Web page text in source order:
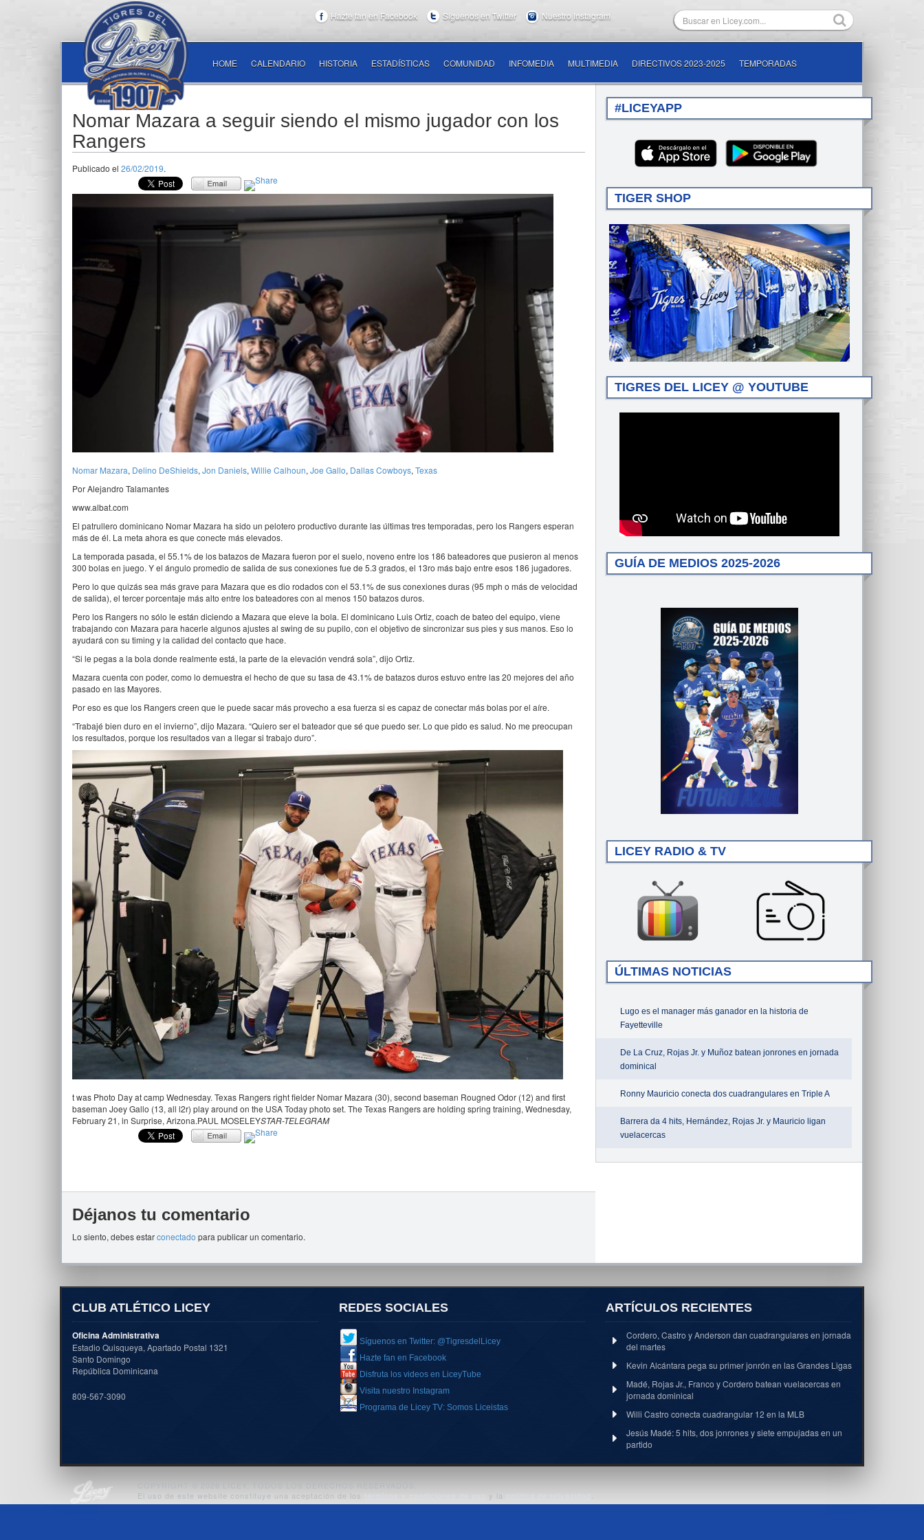
Hazte fan en Facebook Síguenos en Twitter Nuestro Instagram
HOME CALENDARIO HISTORIA ESTADÍSTICAS COMUNIDAD INFOMEDIA MULTIMEDIA DIRECTIVOS 2023-2025 TEMPORADAS
Nomar Mazara a seguir siendo el mismo jugador con los
Rangers
Publicado el 26/02/2019.
Nomar Mazara, Delino DeShields, Jon Daniels, Willie Calhoun, Joe Gallo, Dallas Cowboys, Texas
Por Alejandro Talamantes
www.albat.com
El patrullero dominicano Nomar Mazara ha sido un pelotero productivo durante las últimas tres temporadas, pero los Rangers esperan
más de él. La meta ahora es que conecte más elevados.
La temporada pasada, el 55.1% de los batazos de Mazara fueron por el suelo, noveno entre los 186 bateadores que pusieron al menos
300 bolas en juego. Y el ángulo promedio de salida de sus conexiones fue de 5.3 grados, el 13ro más bajo entre esos 186 jugadores.
Pero lo que quizás sea más grave para Mazara que es dio rodados con el 53.1% de sus conexiones duras (95 mph o más de velocidad
de salida), el tercer porcentaje más alto entre los bateadores con al menos 150 batazos duros.
Pero los Rangers no sólo le están diciendo a Mazara que eleve la bola. El dominicano Luis Ortiz, coach de bateo del equipo, viene
trabajando con Mazara para hacerle algunos ajustes al swing de su pupilo, con el objetivo de sincronizar sus pies y sus manos. Eso lo
ayudará con su timing y la calidad del contacto que hace.
“Si le pegas a la bola donde realmente está, la parte de la elevación vendrá sola”, dijo Ortiz.
Mazara cuenta con poder, como lo demuestra el hecho de que su tasa de 43.1% de batazos duros estuvo entre las 20 mejores del año
pasado en las Mayores.
Por eso es que los Rangers creen que le puede sacar más provecho a esa fuerza si es capaz de conectar más bolas por el aíre.
“Trabajé bien duro en el invierno”, dijo Mazara. “Quiero ser el bateador que sé que puedo ser. Lo que pido es salud. No me preocupan
los resultados, porque los resultados van a llegar si trabajo duro”.
t was Photo Day at camp Wednesday. Texas Rangers right fielder Nomar Mazara (30), second baseman Rougned Odor (12) and first
baseman Joey Gallo (13, all l2r) play around on the USA Today photo set. The Texas Rangers are holding spring training, Wednesday,
February 21, in Surprise, Arizona.PAUL MOSELEYSTAR-TELEGRAM
Déjanos tu comentario
Lo siento, debes estarconectado para publicar un comentario.
#LICEYAPP
TIGER SHOP
TIGRES DEL LICEY @ YOUTUBE
GUÍA DE MEDIOS 2025-2026
LICEY RADIO & TV
ÚLTIMAS NOTICIAS
Lugo es el manager más ganador en la historia de
Fayetteville
De La Cruz, Rojas Jr. y Muñoz batean jonrones en jornada
dominical
Ronny Mauricio conecta dos cuadrangulares en Triple A
Barrera da 4 hits, Hernández, Rojas Jr. y Mauricio ligan
vuelacercas
CLUB ATLÉTICO LICEY
Oficina Administrativa
Estadio Quisqueya, Apartado Postal 1321
Santo Domingo
República Dominicana
809-567-3090
REDES SOCIALES
Síguenos en Twitter: @TigresdelLicey
Hazte fan en Facebook
Disfruta los videos en LiceyTube
Visita nuestro Instagram
Programa de Licey TV: Somos Liceistas
ARTÍCULOS RECIENTES
Cordero, Castro y Anderson dan cuadrangulares en jornada
del martes
Kevin Alcántara pega su primer jonrón en las Grandes Ligas
Madé, Rojas Jr., Franco y Cordero batean vuelacercas en
jornada dominical
Willi Castro conecta cuadrangular 12 en la MLB
Jesús Madé: 5 hits, dos jonrones y siete empujadas en un
partido
El uso de este website constituye una aceptación de los términos y condiciones de uso y la política de privacidad.